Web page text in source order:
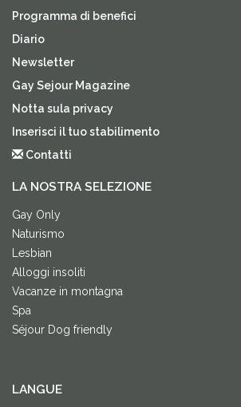
Programma di benefici
Diario
Newsletter
Gay Sejour Magazine
Notta sula privacy
Inserisci il tuo stabilimento
Contatti
LA NOSTRA SELEZIONE
Gay Only
Naturismo
Lesbian
Alloggi insoliti
Vacanze in montagna
Spa
Séjour Dog friendly
LANGUE